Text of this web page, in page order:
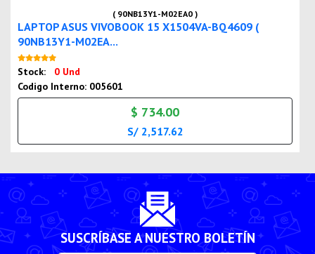
( 90NB13Y1-M02EA0 )
LAPTOP ASUS VIVOBOOK 15 X1504VA-BQ4609 (
90NB13Y1-M02EA...
Stock:
0 Und
Codigo Interno: 005601
$ 734.00
S/ 2,517.62
SUSCRÍBASE A NUESTRO BOLETÍN